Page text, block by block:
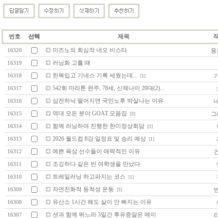
번호 선택 제목
16320 미즈노의 회심작 네오 비스타 용
16319 러닝화 고를 때
16318 한복입고 기네스 기록 세웠는데... [1]
16317 542회 마라톤 완주, 78세, 신체나이 20대(2)...
16316 삼전하닉 떨어지면 국민노후 박살나는 이유
16315 역대 모든 분야 GOAT 모음집 [3] 그
16314 함께 러닝하며 진행한 한미정상회담 [1]
16313 2026 월드컵 8강 일정표 및 승리 예상 [1]
16312 예쁜 육상 선수들이 매력적인 이유
16311 조깅하다 같은 반 여학생을 만났다
16310 트레일러닝 하고파지는 코스 [1]
16309 자연친화적 등척성 운동 [3]
16308 유산소 1시간 해도 살이 안 빠지는 이유
16307 션과 함께 뛰느라 3일간 후유증앓은 메이